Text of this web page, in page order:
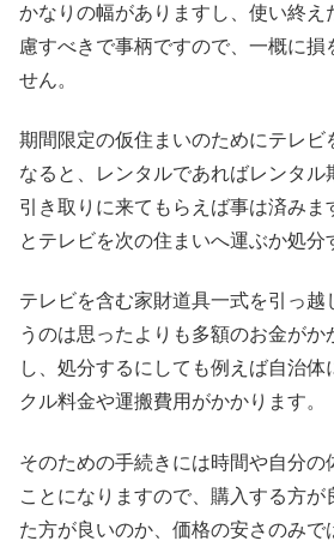
かなりの幅がありますし、使い終え
慮すべきで事柄ですので、一概に損
せん。
期間限定の仮住まいのためにテレビ
なると、レンタルであればレンタル
引き取りに来てもらえば事は済みま
とテレビを次の住まいへ運ぶか処分
テレビを含む家財道具一式を引っ越
うのは思ったよりも多額のお金がか
し、処分するにしても例えば自治体
クル料金や運搬費用がかかります。
そのための手続きには時間や自分の
ことになりますので、購入する方が
た方が良いのか、価格の安さのみで